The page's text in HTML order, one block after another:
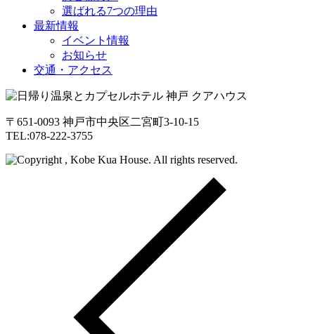
選ばれる7つの理由
最新情報
イベント情報
お知らせ
交通・アクセス
〒651-0093 神戸市中央区二宮町3-10-15
TEL:078-222-3755